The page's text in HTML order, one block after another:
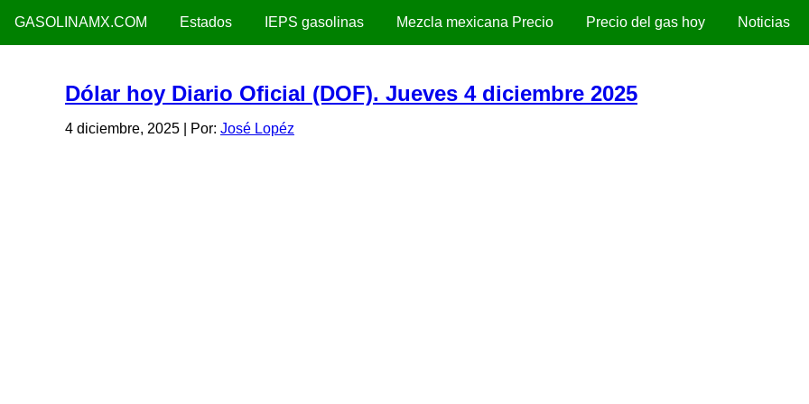
GASOLINAMX.COM Estados IEPS gasolinas Mezcla mexicana Precio Precio del gas hoy Noticias
Dólar hoy Diario Oficial (DOF). Jueves 4 diciembre 2025
4 diciembre, 2025 | Por: José Lopéz